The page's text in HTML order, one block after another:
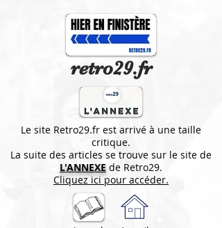
retro29.fr
Le site Retro29.fr est arrivé à une taille
critique.
La suite des articles se trouve sur le site de
L'ANNEXE de Retro29.
Cliquez ici pour accéder.